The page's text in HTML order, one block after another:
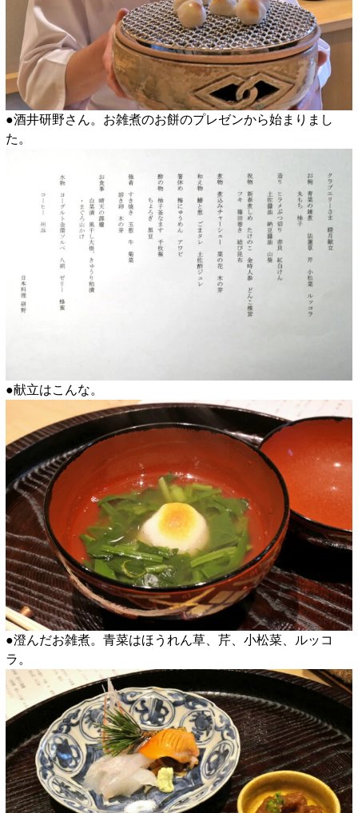
●酒井研野さん。お雑煮のお餅のプレゼンから始まりまし
た。
●献立はこんな。
●澄んだお雑煮。青菜はほうれん草、芹、小松菜、ルッコ
ラ。